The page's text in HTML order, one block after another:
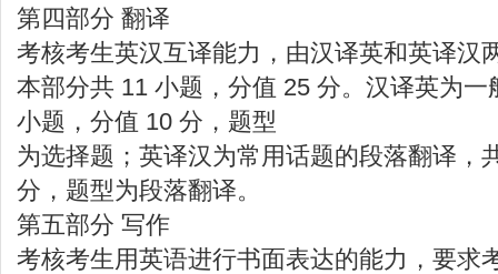
第四部分 翻译
考核考生英汉互译能力，由汉译英和英译汉
本部分共 11 小题，分值 25 分。汉译英为
小题，分值 10 分，题型
为选择题；英译汉为常用话题的段落翻译，
分，题型为段落翻译。
第五部分 写作
考核考生用英语进行书面表达的能力，要求